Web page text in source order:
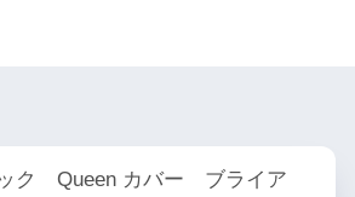
ク Queen カバー ブライア